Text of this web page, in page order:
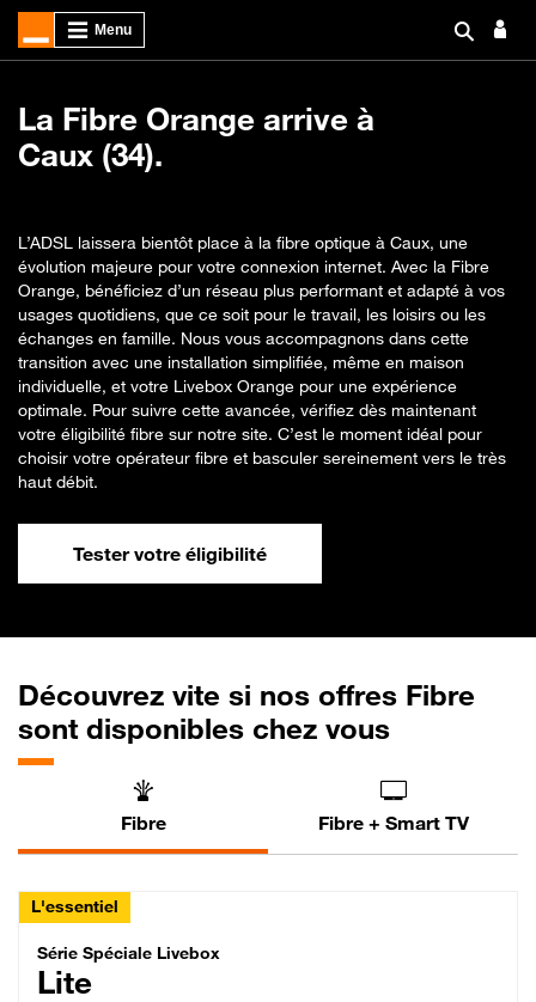
La Fibre Orange arrive à
Caux (34).
L’ADSL laissera bientôt place à la fibre optique à Caux, une
évolution majeure pour votre connexion internet. Avec la Fibre
Orange, bénéficiez d’un réseau plus performant et adapté à vos
usages quotidiens, que ce soit pour le travail, les loisirs ou les
échanges en famille. Nous vous accompagnons dans cette
transition avec une installation simplifiée, même en maison
individuelle, et votre Livebox Orange pour une expérience
optimale. Pour suivre cette avancée, vérifiez dès maintenant
votre éligibilité fibre sur notre site. C’est le moment idéal pour
choisir votre opérateur fibre et basculer sereinement vers le très
haut débit.
Tester votre éligibilité
Découvrez vite si nos offres Fibre
sont disponibles chez vous
Fibre Fibre + Smart TV
L'essentiel
Série Spéciale Livebox Lite Fibre
Série Spéciale Livebox
Lite